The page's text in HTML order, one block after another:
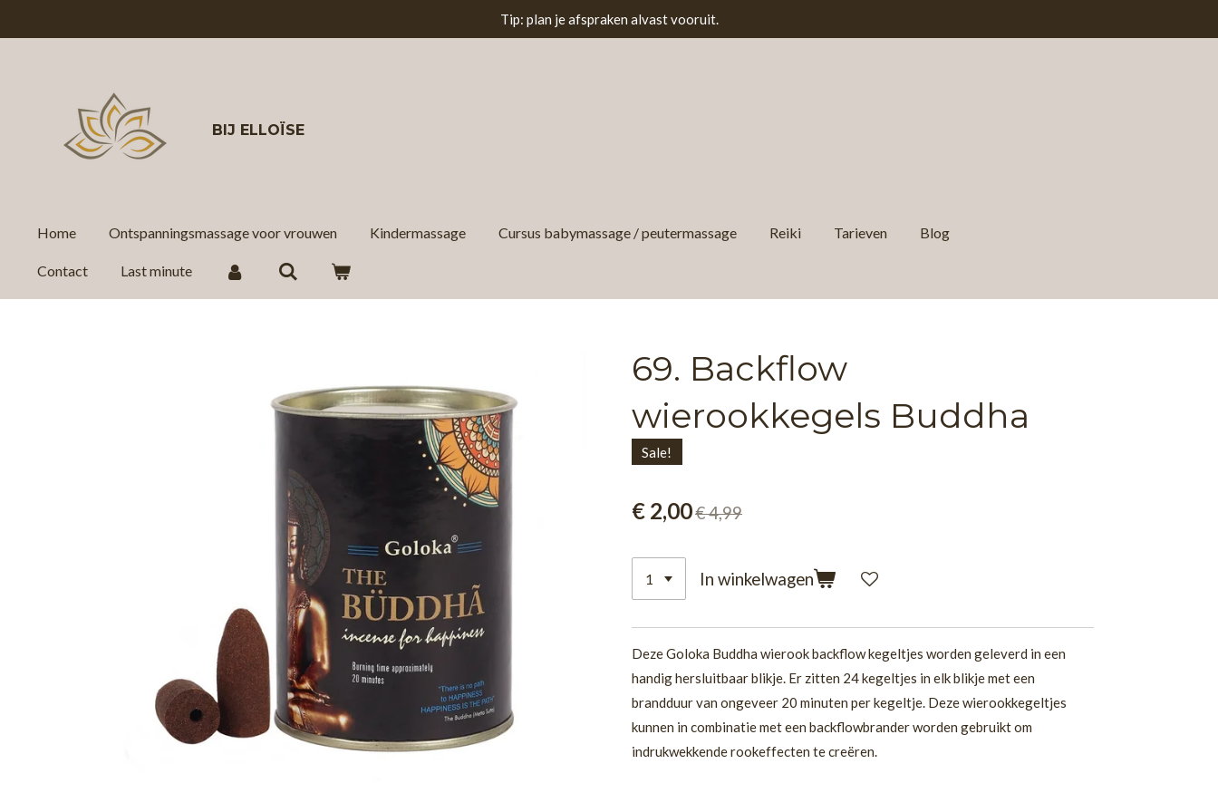
hoofdinhoud
Tip: plan je afspraken alvast vooruit.
BIJ ELLOÏSE
Home Ontspanningsmassage voor vrouwen Kindermassage Cursus babymassage / peutermassage Reiki Tarieven Blog
Contact Last minute
69. Backflow
wierookkegels Buddha
Sale!
€ 2,00€ 4,99
In winkelwagen
Deze Goloka Buddha wierook backflow kegeltjes worden geleverd in een
handig hersluitbaar blikje. Er zitten 24 kegeltjes in elk blikje met een
brandduur van ongeveer 20 minuten per kegeltje. Deze wierookkegeltjes
kunnen in combinatie met een backflowbrander worden gebruikt om
indrukwekkende rookeffecten te creëren.